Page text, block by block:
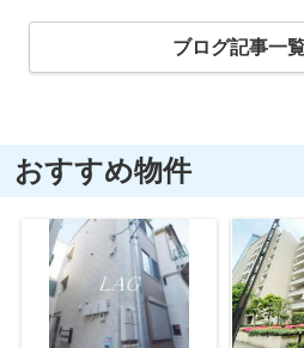
ブログ記事一
おすすめ物件